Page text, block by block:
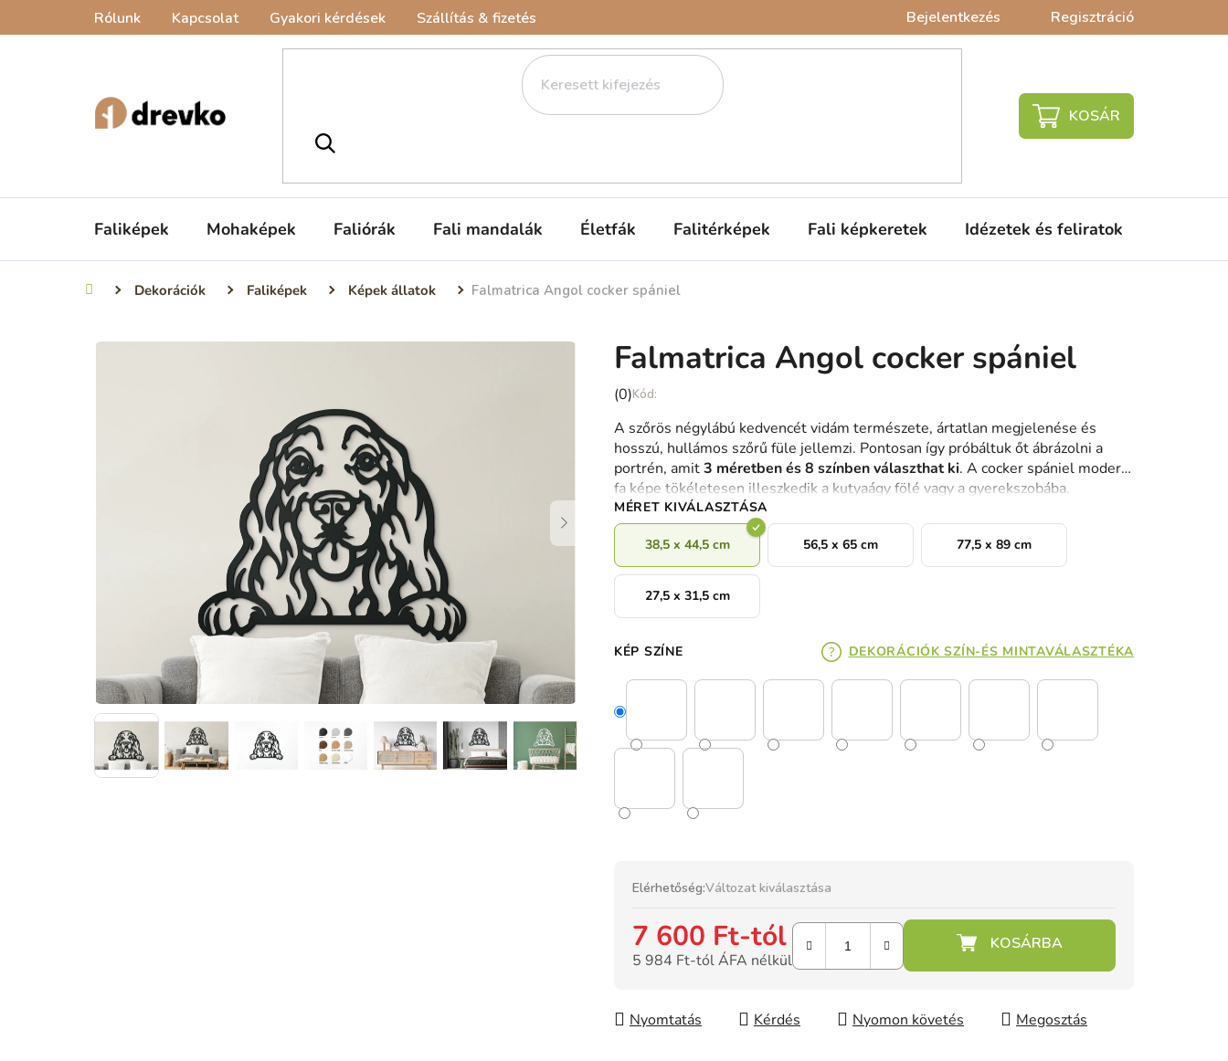
Rólunk Kapcsolat Gyakori kérdések Szállítás & fizetés Bejelentkezés Regisztráció
KOSÁR
Faliképek Mohaképek Faliórák Fali mandalák Életfák Falitérképek Fali képkeretek Idézetek és feliratok
KezdőlapDekorációk Faliképek Képek állatok Falmatrica Angol cocker spániel
Falmatrica Angol cocker spániel
A
átlagos
értékelése
5-
ből
0,0
csillag.
(0)
A szőrös négylábú kedvencét vidám természete, ártatlan megjelenése és
hosszú, hullámos szőrű füle jellemzi. Pontosan így próbáltuk őt ábrázolni a
portrén, amit3 méretben és 8 színben választhat ki. A cocker spániel modern
fa képe tökéletesen illeszkedik a kutyaágy fölé vagy a gyerekszobába.
MÉRET KIVÁLASZTÁSA
38,5 x 44,5 cm 56,5 x 65 cm 77,5 x 89 cm
27,5 x 31,5 cm
KÉP SZÍNE DEKORÁCIÓK SZÍN-ÉS MINTAVÁLASZTÉKA
Elérhetőség:Változat kiválasztása
7 600 Ft-tól
5 984 Ft-tól ÁFA nélkül
Nyomtatás
Kérdés Nyomon követés Megosztás